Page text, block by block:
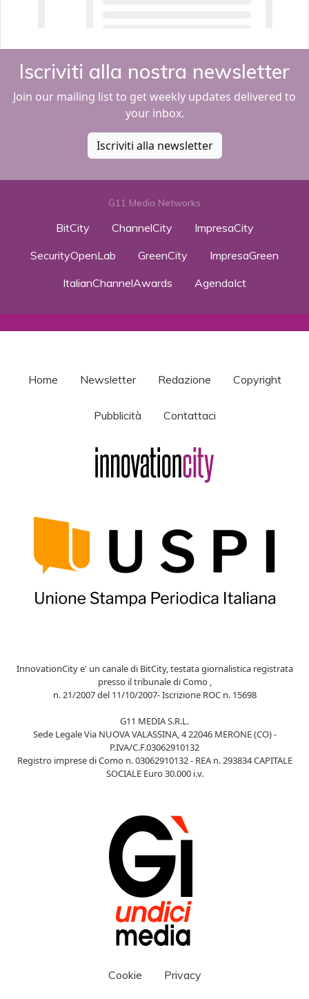
Iscriviti alla nostra newsletter
Join our mailing list to get weekly updates delivered to
your inbox.
Iscriviti alla newsletter
G11 Media Networks
BitCity ChannelCity
ImpresaCity
SecurityOpenLab
GreenCity
ImpresaGreen
ItalianChannelAwards
AgendaIct
Home Newsletter Redazione Copyright
Pubblicità Contattaci
InnovationCity e' un canale di BitCity, testata giornalistica registrata
presso il tribunale di Como ,
n. 21/2007 del 11/10/2007- Iscrizione ROC n. 15698
G11 MEDIA S.R.L.
Sede Legale Via NUOVA VALASSINA, 4 22046 MERONE (CO) -
P.IVA/C.F.03062910132
Registro imprese di Como n. 03062910132 - REA n. 293834 CAPITALE
SOCIALE Euro 30.000 i.v.
Cookie Privacy